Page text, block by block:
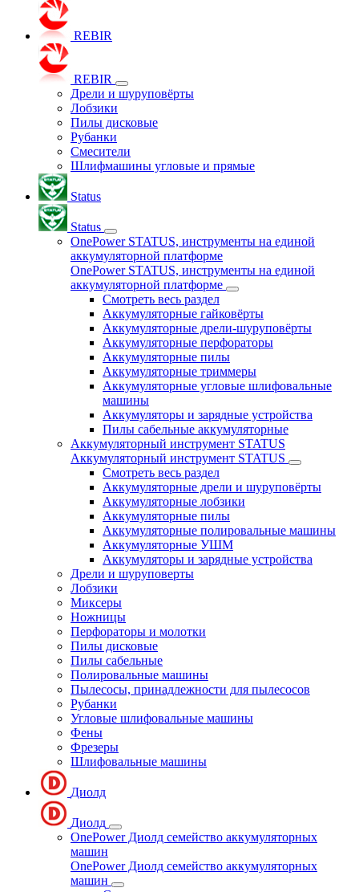
REBIR
REBIR
Дрели и шуруповёрты
Лобзики
Пилы дисковые
Рубанки
Смесители
Шлифмашины угловые и прямые
Status
Status
OnePower STATUS, инструменты на единой
аккумуляторной платформе
OnePower STATUS, инструменты на единой
аккумуляторной платформе
Смотреть весь раздел
Аккумуляторные гайковёрты
Аккумуляторные дрели-шуруповёрты
Аккумуляторные перфораторы
Аккумуляторные пилы
Аккумуляторные триммеры
Аккумуляторные угловые шлифовальные
машины
Аккумуляторы и зарядные устройства
Пилы сабельные аккумуляторные
Аккумуляторный инструмент STATUS
Аккумуляторный инструмент STATUS
Смотреть весь раздел
Аккумуляторные дрели и шуруповёрты
Аккумуляторные лобзики
Аккумуляторные пилы
Аккумуляторные полировальные машины
Аккумуляторные УШМ
Аккумуляторы и зарядные устройства
Дрели и шуруповерты
Лобзики
Миксеры
Ножницы
Перфораторы и молотки
Пилы дисковые
Пилы сабельные
Полировальные машины
Пылесосы, принадлежности для пылесосов
Рубанки
Угловые шлифовальные машины
Фены
Фрезеры
Шлифовальные машины
Диолд
Диолд
OnePower Диолд семейство аккумуляторных
машин
OnePower Диолд семейство аккумуляторных
машин